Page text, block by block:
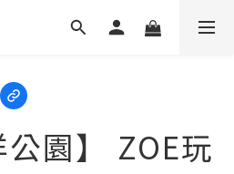
公園】 ZOE玩